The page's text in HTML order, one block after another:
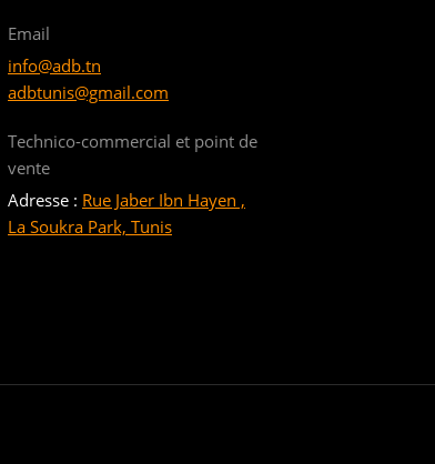
Email
info@adb.tn
adbtunis@gmail.com
Technico-commercial et point de
vente
Adresse : Rue Jaber Ibn Hayen ,
La Soukra Park, Tunis